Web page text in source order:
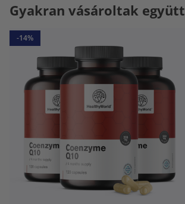
Gyakran vásároltak együtt
-14%